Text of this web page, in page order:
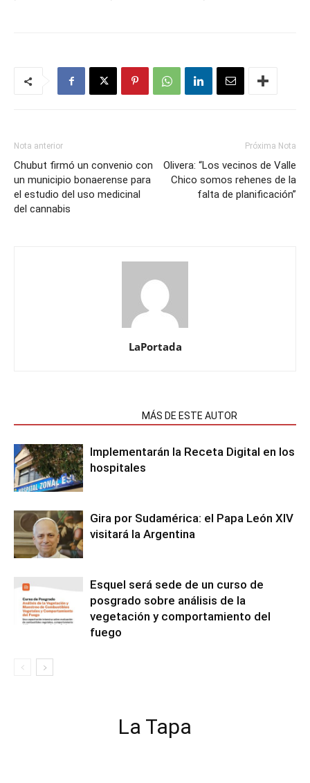
Nota anterior
Chubut firmó un convenio con
un municipio bonaerense para
el estudio del uso medicinal
del cannabis
Próxima Nota
Olivera: “Los vecinos de Valle
Chico somos rehenes de la
falta de planificación”
LaPortada
MÁS DE ESTE AUTOR
Implementarán la Receta Digital en los
hospitales
Gira por Sudamérica: el Papa León XIV
visitará la Argentina
Esquel será sede de un curso de
posgrado sobre análisis de la
vegetación y comportamiento del
fuego
La Tapa